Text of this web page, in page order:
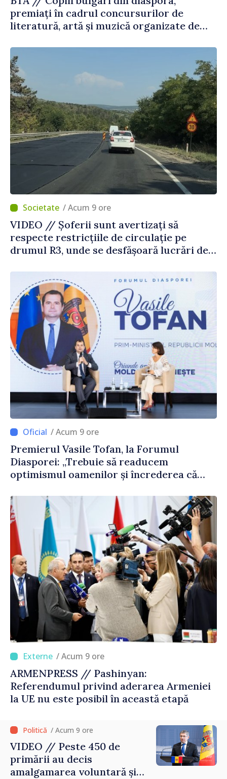
premiați în cadrul concursurilor de
literatură, artă și muzică organizate de
Străinătate
/ Acum 9 ore
VIDEO // Șoferii sunt avertizați să
respecte restricțiile de circulație pe
drumul R3, unde se desfășoară lucrări de
/ Acum 9 ore
Premierul Vasile Tofan, la Forumul
Diasporei: „Trebuie să readucem
optimismul oamenilor și încrederea că
corectă”
/ Acum 9 ore
ARMENPRESS // Pashinyan:
Referendumul privind aderarea Armeniei
la UE nu este posibil în această etapă
/ Acum 9 ore
VIDEO // Peste 450 de
primării au decis
amalgamarea voluntară și